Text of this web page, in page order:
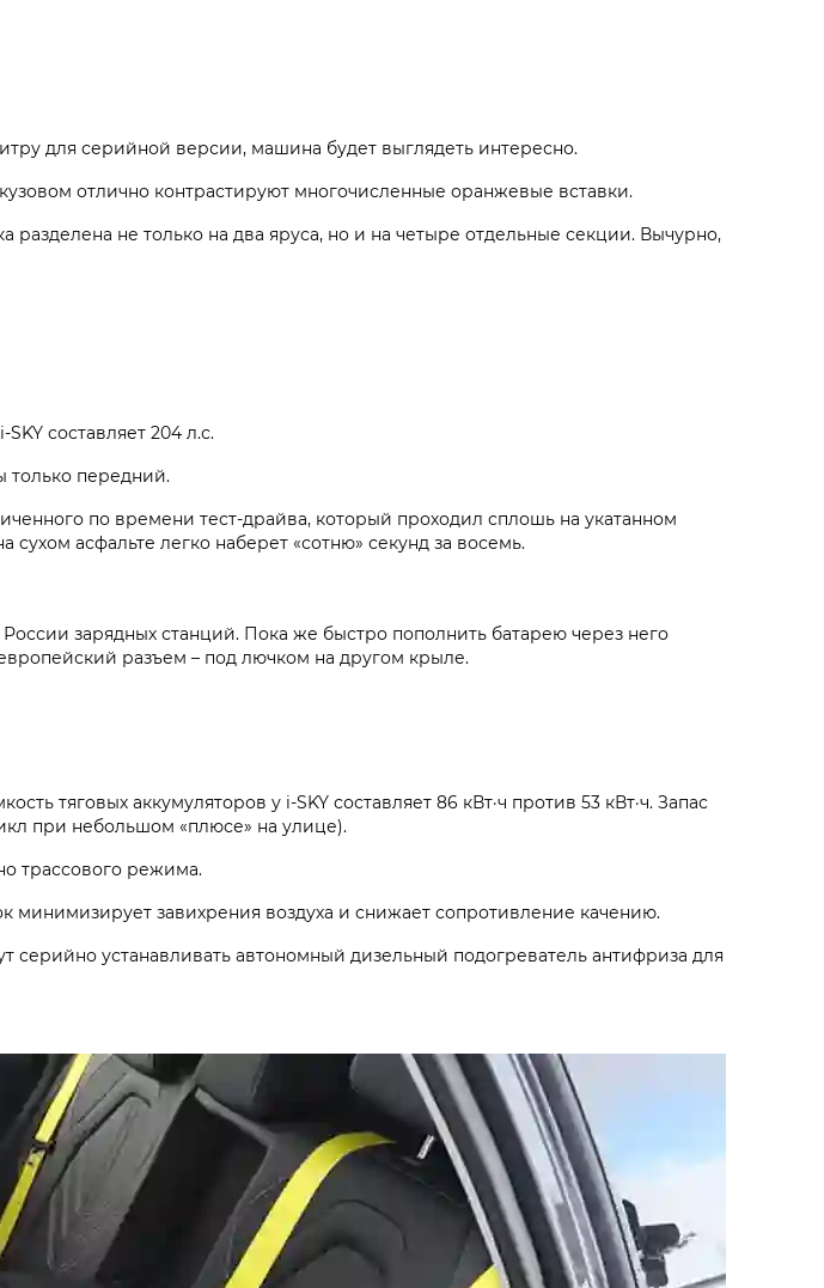
для серийной версии, машина будет выглядеть интересно.
отлично контрастируют многочисленные оранжевые вставки.
не только на два яруса, но и на четыре отдельные секции. Вычурно,
составляет 204 л.с.
только передний.
по времени тест-драйва, который проходил сплошь на укатанном
асфальте легко наберет «сотню» секунд за восемь.
зарядных станций. Пока же быстро пополнить батарею через него
разъем – под лючком на другом крыле.
тяговых аккумуляторов у i‑SKY составляет 86 кВт·ч против 53 кВт·ч. Запас
при небольшом «плюсе» на улице).
трассового режима.
минимизирует завихрения воздуха и снижает сопротивление качению.
серийно устанавливать автономный дизельный подогреватель антифриза для